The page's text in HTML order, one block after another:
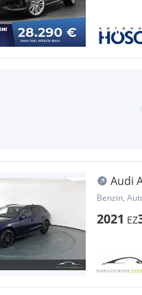
Audi
NAVI ...
Benzin,
2021 EZ